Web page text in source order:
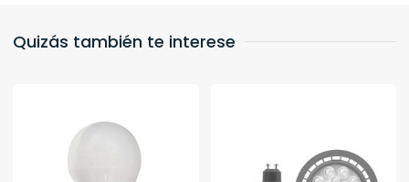
Quizás también te interese